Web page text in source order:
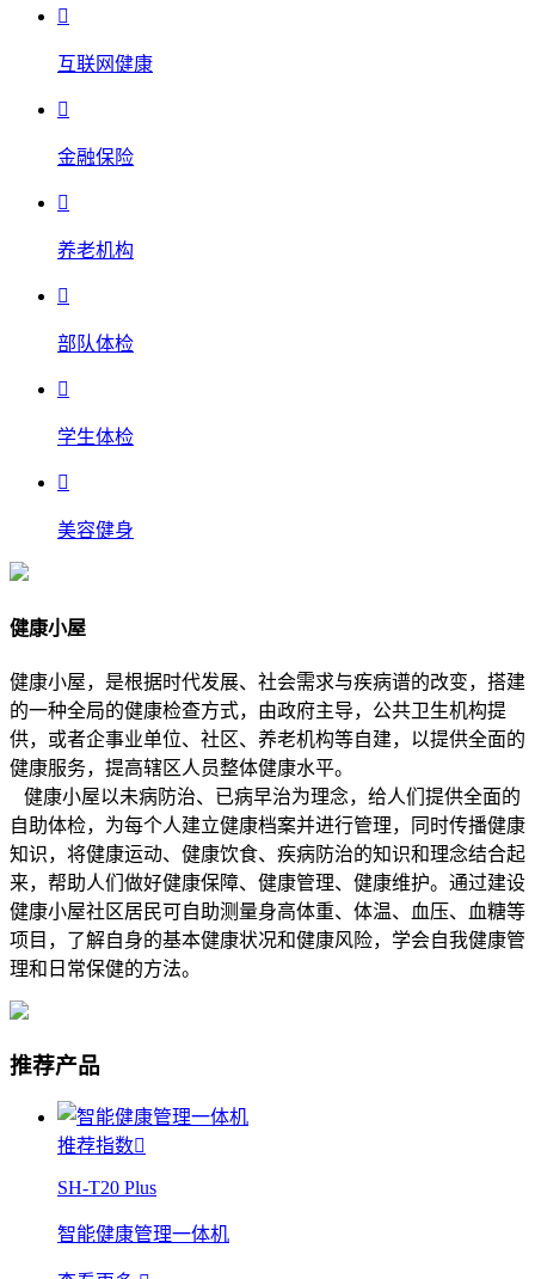

互联网健康

金融保险

养老机构

部队体检

学生体检

美容健身
健康小屋
健康小屋，是根据时代发展、社会需求与疾病谱的改变，搭建
的一种全局的健康检查方式，由政府主导，公共卫生机构提
供，或者企事业单位、社区、养老机构等自建，以提供全面的
健康服务，提高辖区人员整体健康水平。
健康小屋以未病防治、已病早治为理念，给人们提供全面的
自助体检，为每个人建立健康档案并进行管理，同时传播健康
知识，将健康运动、健康饮食、疾病防治的知识和理念结合起
来，帮助人们做好健康保障、健康管理、健康维护。通过建设
健康小屋社区居民可自助测量身高体重、体温、血压、血糖等
项目，了解自身的基本健康状况和健康风险，学会自我健康管
理和日常保健的方法。
推荐产品
推荐指数
SH-T20 Plus
智能健康管理一体机